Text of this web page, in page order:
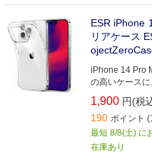
ESR iPhone
リアケース
iPhone 14 Pro
の高いケース
すことができま
1,900 円(税
190 ポイント
最短 8/8(土) に
在庫あり